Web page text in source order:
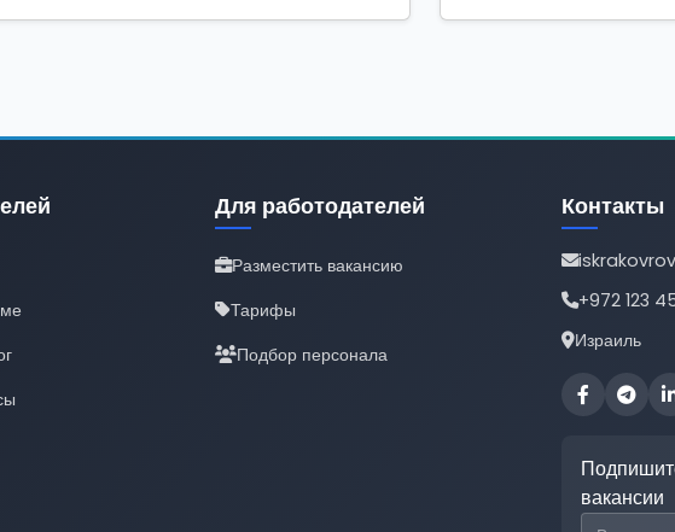
Для работодателей
Разместить вакансию
Тарифы
Подбор персонала
Контакты
+972 123
Израиль
вакансии
Email для